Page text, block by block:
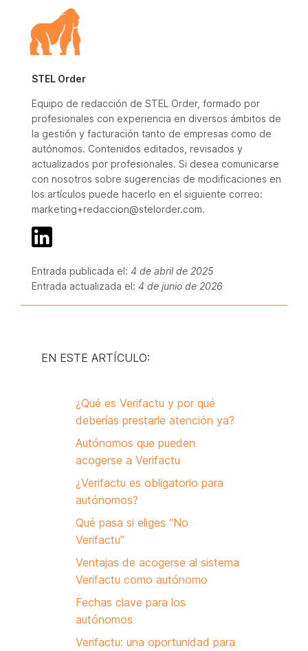
STEL Order
Equipo de redacción de STEL Order, formado por
profesionales con experiencia en diversos ámbitos de
la gestión y facturación tanto de empresas como de
autónomos. Contenidos editados, revisados y
actualizados por profesionales. Si desea comunicarse
con nosotros sobre sugerencias de modificaciones en
los artículos puede hacerlo en el siguiente correo:
marketing+redaccion@stelorder.com.
Entrada publicada el: 4 de abril de 2025
Entrada actualizada el: 4 de junio de 2026
EN ESTE ARTÍCULO:
¿Qué es Verifactu y por qué
deberías prestarle atención ya?
Autónomos que pueden
acogerse a Verifactu
¿Verifactu es obligatorio para
autónomos?
Qué pasa si eliges “No
Verifactu”
Ventajas de acogerse al sistema
Verifactu como autónomo
Fechas clave para los
autónomos
Verifactu: una oportunidad para